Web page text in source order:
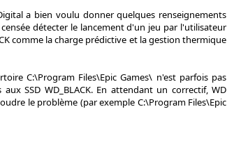
a bien voulu donner quelques renseignements
détecter le lancement d'un jeu par l'utilisateur
comme la charge prédictive et la gestion thermique
C:\Program Files\Epic Games\ n'est parfois pas
SSD WD_BLACK. En attendant un correctif, WD
le problème (par exemple C:\Program Files\Epic